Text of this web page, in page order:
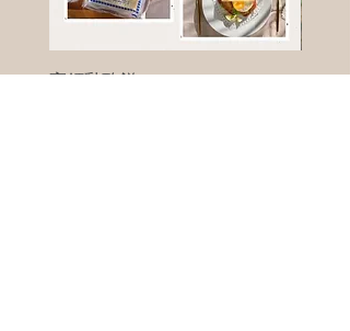
高鈣乳酪餅 樹葡萄